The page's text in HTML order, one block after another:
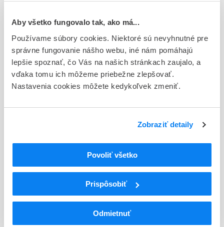
Aby všetko fungovalo tak, ako má...
Používame súbory cookies. Niektoré sú nevyhnutné pre
správne fungovanie nášho webu, iné nám pomáhajú
lepšie spoznať, čo Vás na našich stránkach zaujalo, a
vďaka tomu ich môžeme priebežne zlepšovať.
Nastavenia cookies môžete kedykoľvek zmeniť.
Zobraziť detaily
Povoliť všetko
Prispôsobiť
Odmietnuť
D - Registrácia bez obmedzenia platnosti
Typ registračnej procedúry
Decentralizovaná
Držiteľ, krajina
Haleon Czech Republic s.r.o., Česká republika
ATC
Centrálna nervová sústava
N02
Analgetiká
Iné analgetiká a antipyretiká
N02BA
Kyselina acetylsalicylová, kombinácie s
výnimkou psycholeptík